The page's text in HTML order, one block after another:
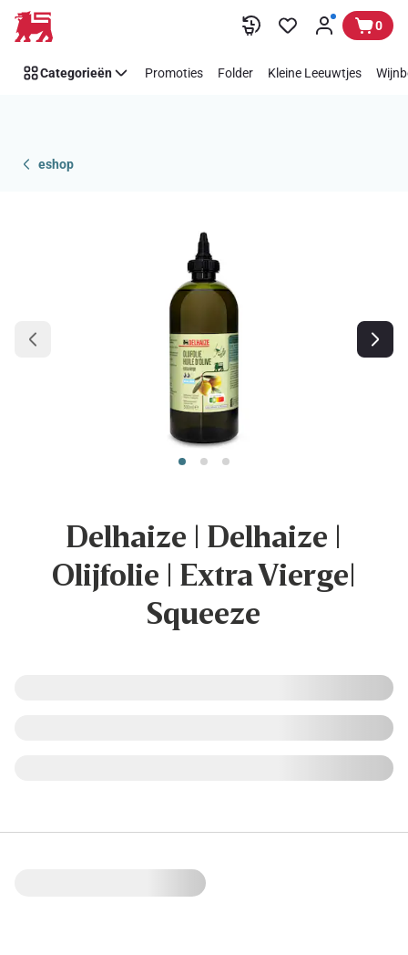
Overslaan 0
Categorieën Promoties Folder Kleine Leeuwtjes
eshop
Delhaize | Delhaize |
Olijfolie | Extra Vierge|
Squeeze